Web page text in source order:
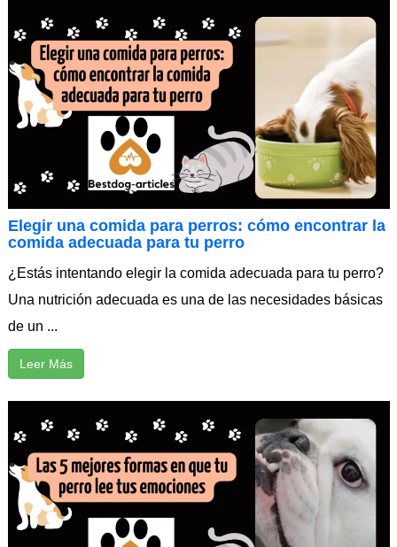
Elegir una comida para perros: cómo encontrar la
comida adecuada para tu perro
¿Estás intentando elegir la comida adecuada para tu perro?
Una nutrición adecuada es una de las necesidades básicas
de un ...
Leer Más